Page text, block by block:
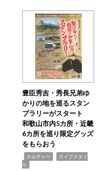
豊臣秀吉・秀長兄弟ゆ
かりの地を巡るスタン
プラリーがスタート
和歌山市内5カ所・近畿
6カ所を巡り限定グッズ
をもらおう
カルチャー
ライフスタイ
ル